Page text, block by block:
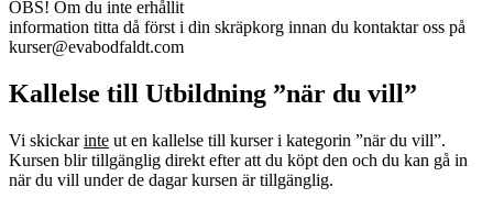
OBS! Om du inte erhållit
information titta då först i din skräpkorg innan du kontaktar oss på
kurser@evabodfaldt.com
Kallelse till Utbildning ”när du vill”
Vi skickarinte ut en kallelse till kurser i kategorin ”när du vill”.
Kursen blir tillgänglig direkt efter att du köpt den och du kan gå in
när du vill under de dagar kursen är tillgänglig.